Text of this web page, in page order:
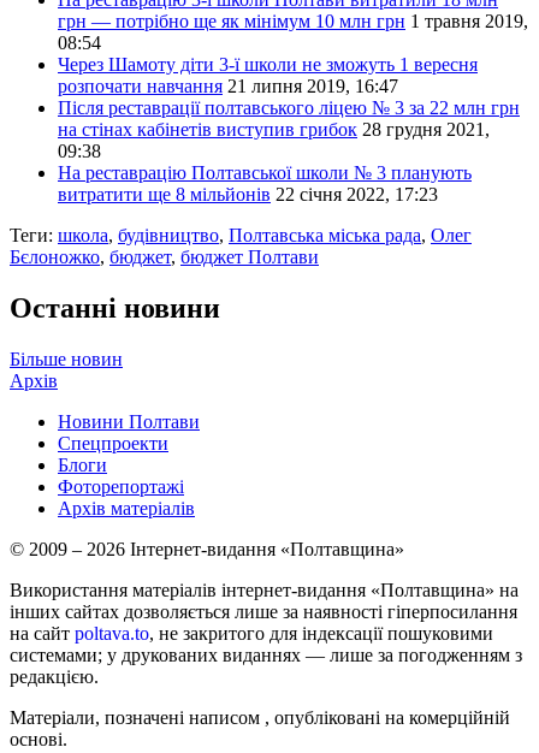
грн — потрібно ще як мінімум 10 млн грн 1 травня 2019,
08:54
Через Шамоту діти 3-ї школи не зможуть 1 вересня
розпочати навчання 21 липня 2019, 16:47
Після реставрації полтавського ліцею № 3 за 22 млн грн
на стінах кабінетів виступив грибок 28 грудня 2021,
09:38
На реставрацію Полтавської школи № 3 планують
витратити ще 8 мільйонів 22 січня 2022, 17:23
Теги: школа, будівництво, Полтавська міська рада, Олег
Бєлоножко, бюджет, бюджет Полтави
Останні новини
Більше новин
Архів
Новини Полтави
Спецпроекти
Блоги
Фоторепортажі
Архів матеріалів
© 2009 – 2026 Інтернет-видання «Полтавщина»
Використання матеріалів інтернет-видання «Полтавщина» на
інших сайтах дозволяється лише за наявності гіперпосилання
на сайт poltava.to, не закритого для індексації пошуковими
системами; у друкованих виданнях — лише за погодженням з
редакцією.
Матеріали, позначені написом , опубліковані на комерційній
основі.